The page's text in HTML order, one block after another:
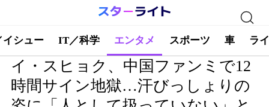
イシュー IT／科学 エンタメ スポーツ 車 ラ
イ・スヒョク、中国ファンミで12
時間サイン地獄…汗びっしょりの